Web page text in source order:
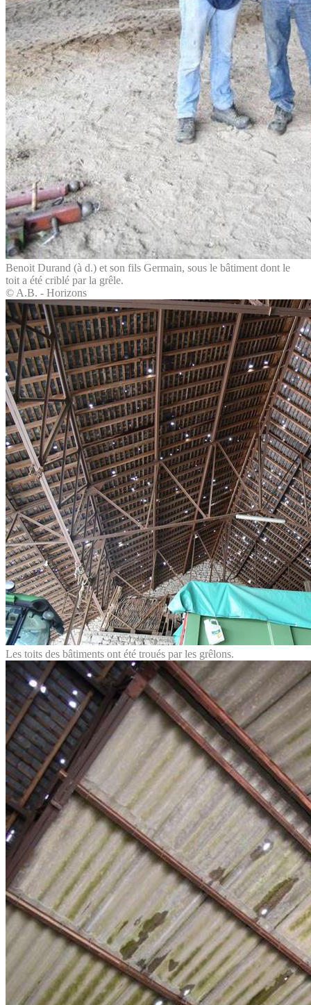
Benoit Durand (à d.) et son fils Germain, sous le bâtiment dont le
toit a été criblé par la grêle.
© A.B. - Horizons
Les toits des bâtiments ont été troués par les grêlons.